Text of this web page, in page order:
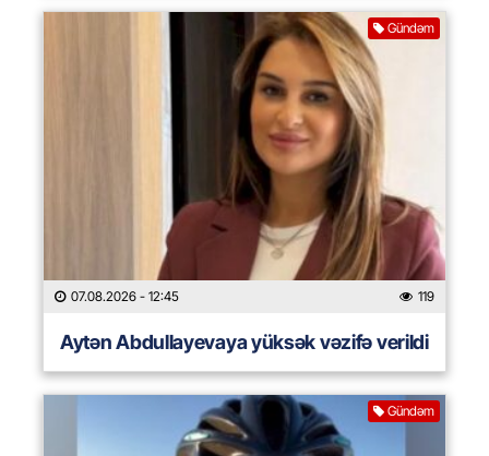
Gündəm
07.08.2026 - 12:45 119
Aytən Abdullayevaya yüksək vəzifə verildi
Gündəm